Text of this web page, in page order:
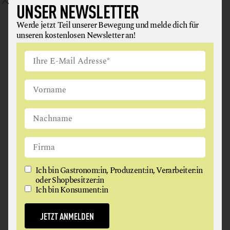
ROTKRAUTLAIBCHEN AUF KASTANIENSOSSE
Ein wunderbares Rezept für die Feiertage – von
unseren Mitgliedern Johann und Gabi Ebner.
weiterlesen
UNSER NEWSLETTER
Werde jetzt Teil unserer Bewegung und melde dich für
unseren kostenlosen Newsletter an!
Ich bin Gastronom:in, Produzent:in, Verarbeiter:in
oder Shopbesitzer:in
Ich bin Konsument:in
JETZT ANMELDEN